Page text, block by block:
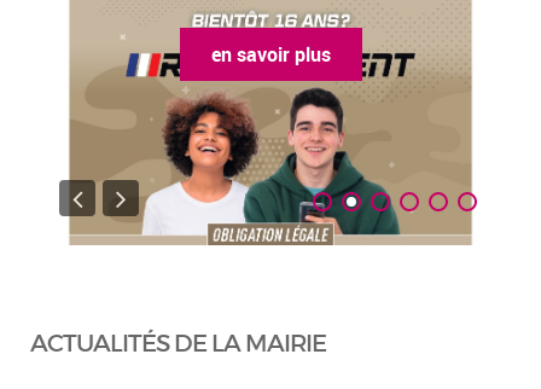
en savoir plus
ACTUALITÉS DE LA MAIRIE